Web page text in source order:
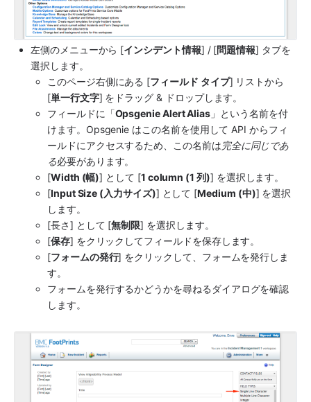
左側のメニューから [インシデント情報] / [問題情報] タブを
選択します。
このページ右側にある [フィールド タイプ] リストから
[単一行文字] をドラッグ & ドロップします。
フィールドに「Opsgenie Alert Alias 」という名前を付
けます。 Opsgenie はこの名前を使用して API からフィ
ールドにアクセスするため、この名前は完全に同じであ
る必要があります。
[Width (幅)] として [1 column (1 列)] を選択します。
[Input Size (入力サイズ)] として [Medium (中)] を選択
します。
[長さ] として [無制限] を選択します。
[保存] をクリックしてフィールドを保存します。
[フォームの発行] をクリックして、フォームを発行しま
す。
フォームを発行するかどうかを尋ねるダイアログを確認
します。